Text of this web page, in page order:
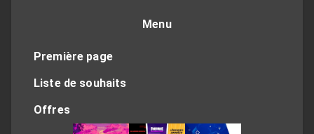
Menu
Première page
Liste de souhaits
Offres